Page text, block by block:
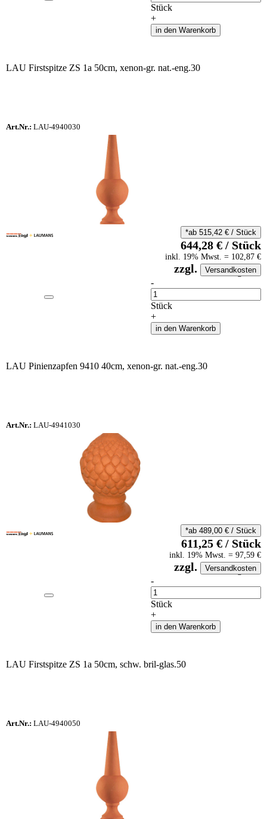
Stück
+
in den Warenkorb
LAU Firstspitze ZS 1a 50cm, xenon-gr. nat.-eng.30
Art.Nr.: LAU-4940030
auf Anfrageliste
-
Anzahl
Stück
+
in den Warenkorb
*ab 515,42 €/ Stück
644,28 €/ Stück
inkl. 19% Mwst. = 102,87 €
zzgl. Versandkosten
LAU Pinienzapfen 9410 40cm, xenon-gr. nat.-eng.30
Art.Nr.: LAU-4941030
auf Anfrageliste
-
Anzahl
Stück
+
in den Warenkorb
*ab 489,00 €/ Stück
611,25 €/ Stück
inkl. 19% Mwst. = 97,59 €
zzgl. Versandkosten
LAU Firstspitze ZS 1a 50cm, schw. bril-glas.50
Art.Nr.: LAU-4940050